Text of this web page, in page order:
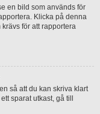
en bild som används för
Klicka på denna
för att rapportera
så att du kan skriva klart
sparat utkast, gå till